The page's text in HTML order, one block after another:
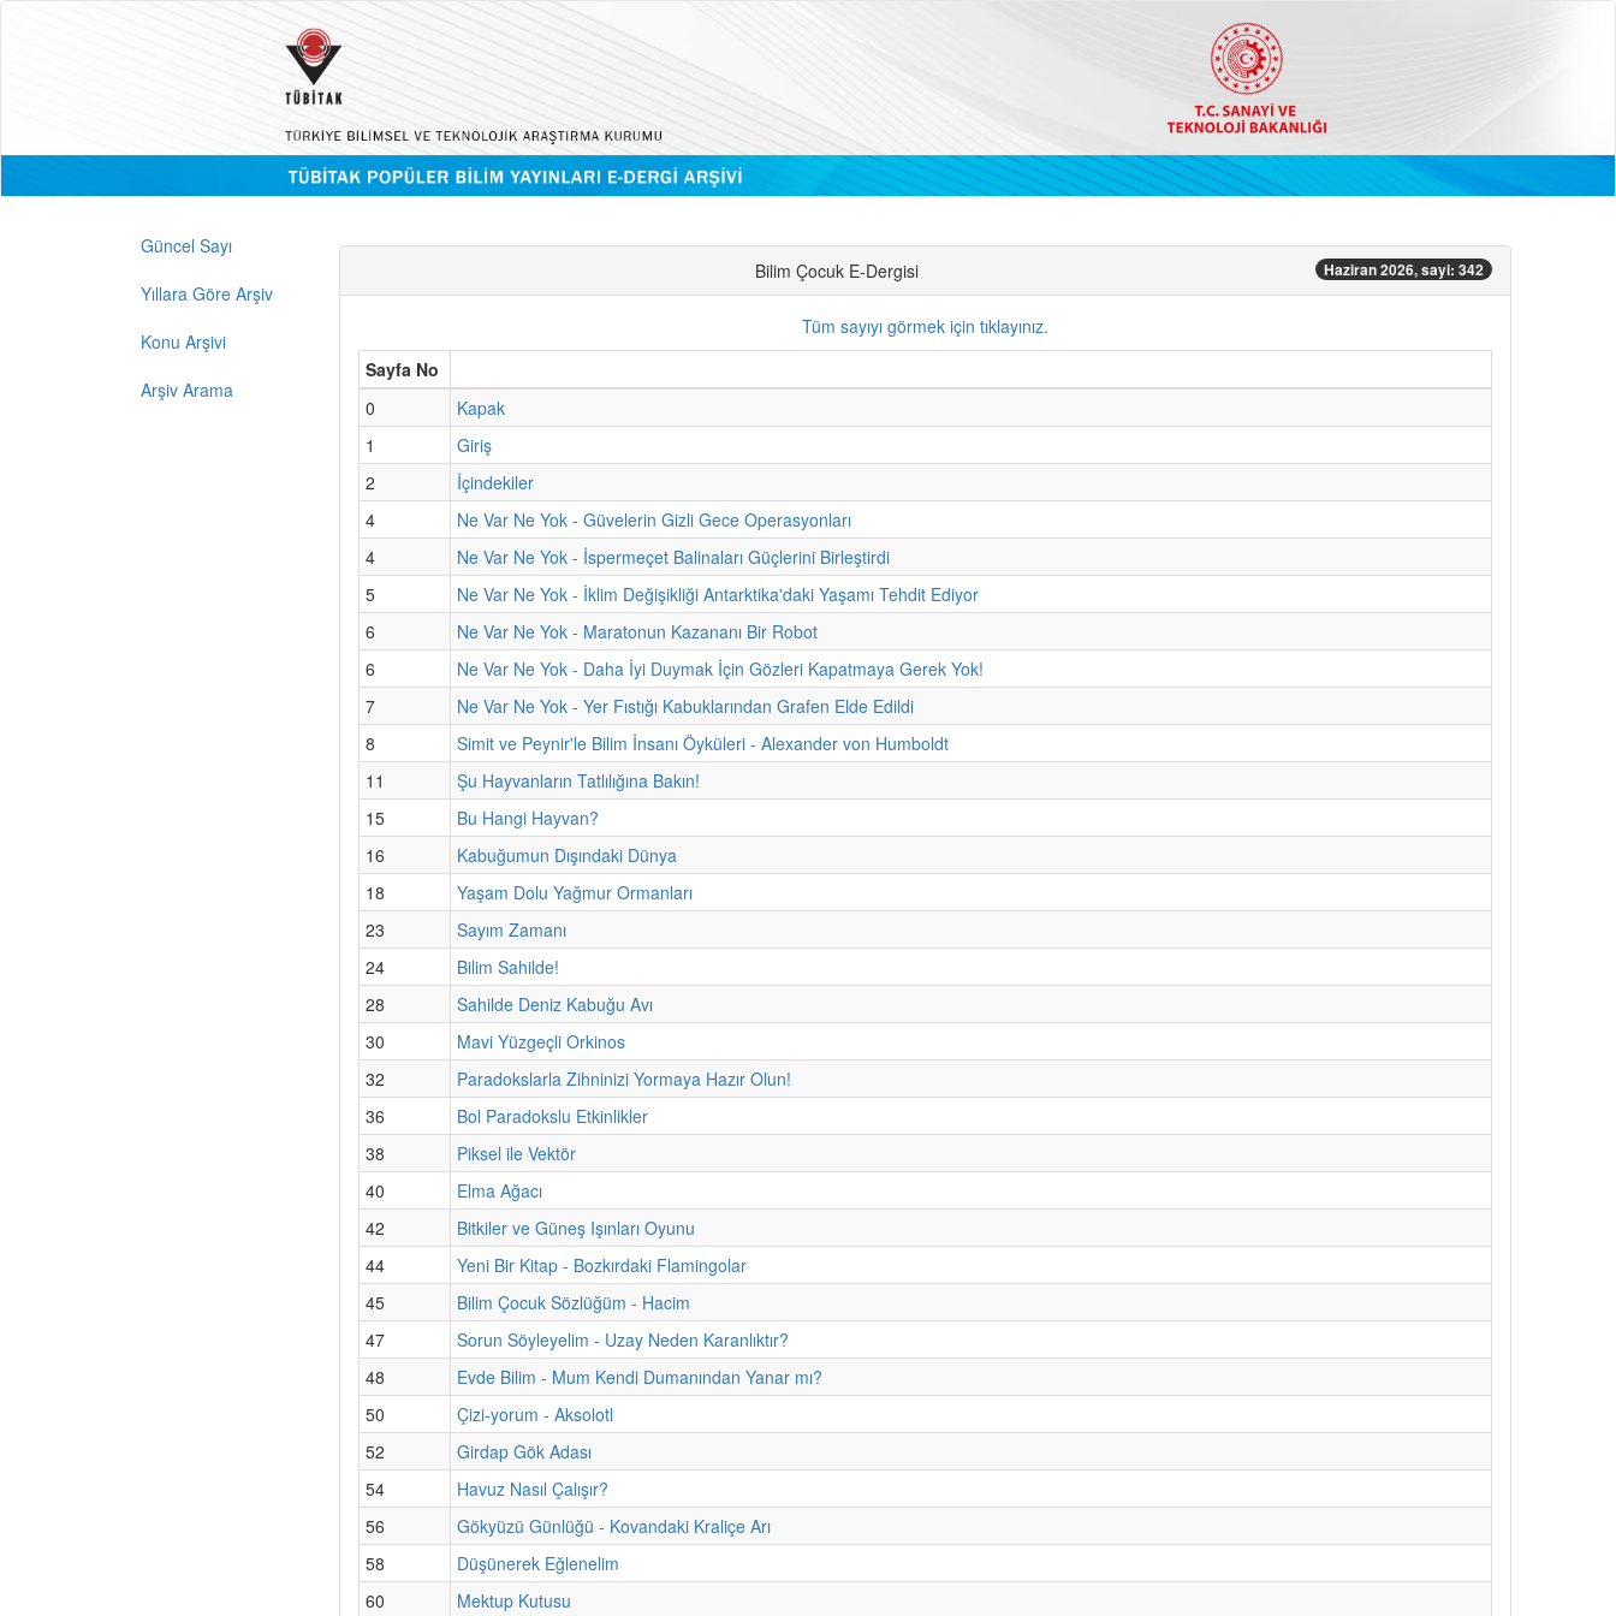
Güncel Sayı
Yıllara Göre Arşiv
Konu Arşivi
Arşiv Arama
Bilim Çocuk E-Dergisi Haziran 2026, sayi: 342
Tüm sayıyı görmek için tıklayınız.
Sayfa No
0
Kapak
1
Giriş
2
İçindekiler
4
Ne Var Ne Yok - Güvelerin Gizli Gece Operasyonları
4
Ne Var Ne Yok - İspermeçet Balinaları Güçlerini Birleştirdi
5
Ne Var Ne Yok - İklim Değişikliği Antarktika'daki Yaşamı Tehdit Ediyor
6
Ne Var Ne Yok - Maratonun Kazananı Bir Robot
6
Ne Var Ne Yok - Daha İyi Duymak İçin Gözleri Kapatmaya Gerek Yok!
7
Ne Var Ne Yok - Yer Fıstığı Kabuklarından Grafen Elde Edildi
8
Simit ve Peynir'le Bilim İnsanı Öyküleri - Alexander von Humboldt
11
Şu Hayvanların Tatlılığına Bakın!
15
Bu Hangi Hayvan?
16
Kabuğumun Dışındaki Dünya
18
Yaşam Dolu Yağmur Ormanları
23
Sayım Zamanı
24
Bilim Sahilde!
28
Sahilde Deniz Kabuğu Avı
30
Mavi Yüzgeçli Orkinos
32
Paradokslarla Zihninizi Yormaya Hazır Olun!
36
Bol Paradokslu Etkinlikler
38
Piksel ile Vektör
40
Elma Ağacı
42
Bitkiler ve Güneş Işınları Oyunu
44
Yeni Bir Kitap - Bozkırdaki Flamingolar
45
Bilim Çocuk Sözlüğüm - Hacim
47
Sorun Söyleyelim - Uzay Neden Karanlıktır?
48
Evde Bilim - Mum Kendi Dumanından Yanar mı?
50
Çizi-yorum - Aksolotl
52
Girdap Gök Adası
54
Havuz Nasıl Çalışır?
56
Gökyüzü Günlüğü - Kovandaki Kraliçe Arı
58
Düşünerek Eğlenelim
60
Mektup Kutusu